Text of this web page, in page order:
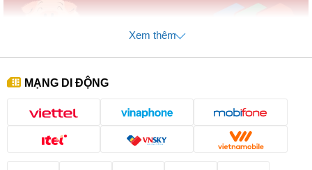
1. 3 Lý do bạn nên dùng sim năm sinh 1983
Với người khác thì con số 1983 cũng chỉ là những số bình
thường. Tuy nhiên với người sinh vào năm này thì nó lại vô
Xem thêm
MẠNG DI ĐỘNG